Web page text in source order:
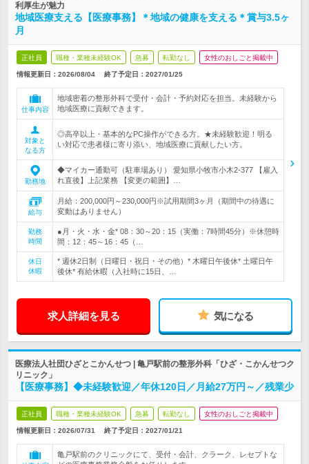
利厚生が魅力
地域医療支える【医療事務】＊地域の健康を支える＊賞与3.5ヶ
月
正社員 職種・業種未経験OK 急募 転勤なし 女性のおしごと掲載中
情報更新日：2026/08/04 終了予定日： 2027/01/25
仕事内容
地域密着の整形外科で受付・会計・予約対応を担当。未経験から
地域医療に貢献できます。
対象と
なる方
◎高卒以上・基本的なPC操作ができる方。★未経験歓迎！明る
い対応で患者様に寄り添い、地域医療に貢献したい方。
勤務地
◆マイカー通勤可（駐車場あり） 愛知県小牧市小木2-377 【雇入
れ直後】上記業務 【変更の範囲】…
給与
月給：200,000円～230,000円※試用期間3ヶ月（期間中の待遇に
変動はありません）
勤務
時間
●月・火・水・金* 08：30～20：15（実働：7時間45分）※休憩時
間：12：45～16：45（…
休日
休暇
* 週休2日制（日曜日・祝日・その他）* 木曜日午後休* 土曜日午
後休* 有給休暇（入社時に15日、…
求人詳細を見る 気になる
医療法人社団ひざとこかんせつ | 亀戸駅前の整形外科「ひざ・こかんせつク
リニック」
【医療事務】◆未経験歓迎／年休120日／月給27万円～／残業少
正社員 職種・業種未経験OK 急募 転勤なし 女性のおしごと掲載中
情報更新日：2026/07/31 終了予定日： 2027/01/21
亀戸駅前のクリニックにて、受付・会計、クラーク、レセプトな